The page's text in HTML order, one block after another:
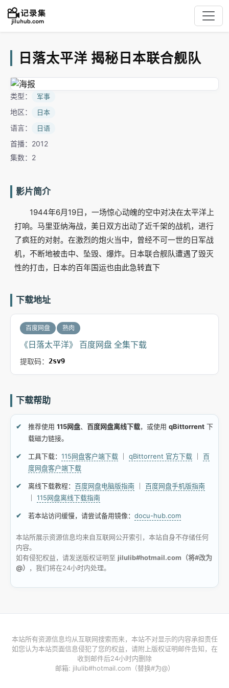
日落太平洋 揭秘日本联合舰队
类型： 军事
地区： 日本
语言： 日语
首播：2012
集数：2
影片简介
1944年6月19日，一场惊心动魄的空中对决在太平洋上
打响。马里亚纳海战，美日双方出动了近千架的战机，进行
了疯狂的对射。在激烈的炮火当中，曾经不可一世的日军战
机，不断地被击中、坠毁、爆炸。日本联合舰队遭遇了毁灭
性的打击，日本的百年国运也由此急转直下
下载地址
百度网盘 熟肉
《日落太平洋》 百度网盘 全集下载
提取码： 2sv9
下载帮助
推荐使用 115网盘、 百度网盘离线下载，或使用 qBittorrent 下
载磁力链接。
工具下载： 115网盘客户端下载 qBittorrent 官方下载
百
度网盘客户端下载
离线下载教程： 百度网盘电脑版指南
百度网盘手机版指南
115网盘离线下载指南
若本站访问缓慢，请尝试备用镜像： docu-hub.com
本站所展示资源信息均来自互联网公开索引，本站自身不存储任何
内容。
如有侵犯权益，请发送版权证明至 jilulib#hotmail.com（将#改为
@）
，我们将在24小时内处理。
本站所有资源信息均从互联网搜索而来，本站不对显示的内容承担责任
如您认为本站页面信息侵犯了您的权益，请附上版权证明邮件告知，在
收到邮件后24小时内删除
邮箱: jilulib#hotmail.com（替换#为@）